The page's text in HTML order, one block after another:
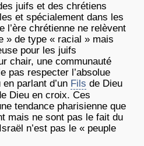
juifs et des chrétiens
et spécialement dans les
l’ère chrétienne ne relèvent
» de type « racial » mais
pour les juifs
chair, une communauté
pas respecter l’absolue
parlant d’un Fils de Dieu
Dieu en croix. Ces
tendance pharisienne que
mais ne sont pas le fait du
n’est pas le « peuple